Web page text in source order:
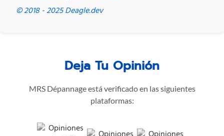
© 2018 - 2025 Deagle.dev
Deja Tu Opinión
MRS Dépannage está verificado en las siguientes
plataformas: